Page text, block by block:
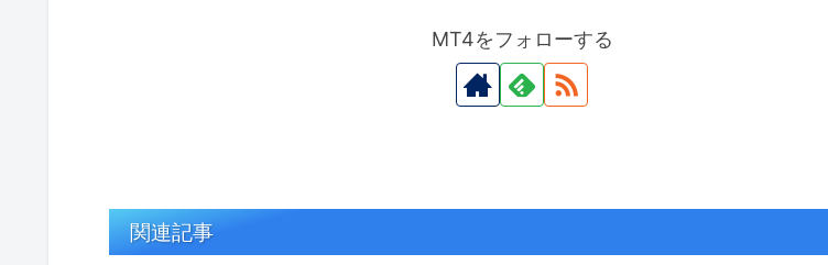
MT4をフォローする
関連記事